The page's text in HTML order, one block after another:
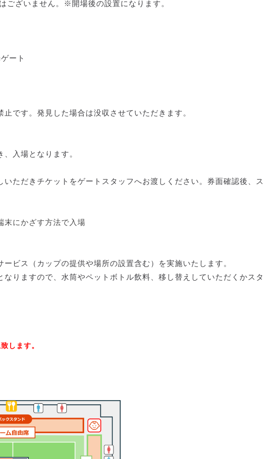
ございません。※開場後の設置になります。
ート
です。発見した場合は没収させていただきます。
入場となります。
いただきチケットをゲートスタッフへお渡しください。券面確認後、ス
末にかざす方法で入場
ビス（カップの提供や場所の設置含む）を実施いたします。
りますので、水筒やペットボトル飲料、移し替えしていただくかスタ
します。